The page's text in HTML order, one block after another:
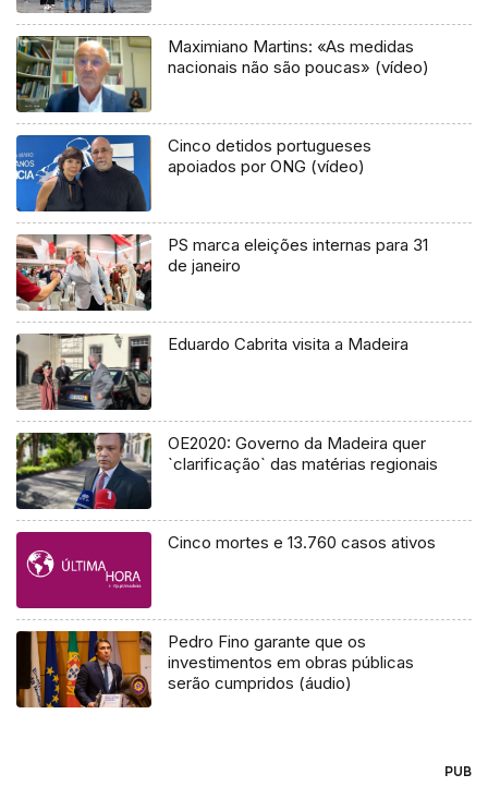
Maximiano Martins: «As medidas
nacionais não são poucas» (vídeo)
Cinco detidos portugueses
apoiados por ONG (vídeo)
PS marca eleições internas para 31
de janeiro
Eduardo Cabrita visita a Madeira
OE2020: Governo da Madeira quer
`clarificação` das matérias regionais
Cinco mortes e 13.760 casos ativos
Pedro Fino garante que os
investimentos em obras públicas
serão cumpridos (áudio)
PUB